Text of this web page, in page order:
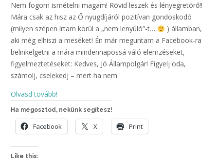
Nem fogom ismételni magam! Rövid leszek és lényegretörő!!
Mára csak az hisz az Ő nyugdíjáról pozitívan gondoskodó
(milyen szépen írtam körül a „nem lenyúló”-t…
) államban,
aki még elhiszi a meséket! Én már meguntam a Facebook-ra
belinkelgetni a mára mindennapossá váló elemzéseket,
figyelmeztetéseket: Kedves, Jó Állampolgár! Figyelj oda,
számolj, cselekedj – mert ha nem
Olvasd tovább!
Ha megosztod, nekünk segítesz!
Facebook X Print
Like this: